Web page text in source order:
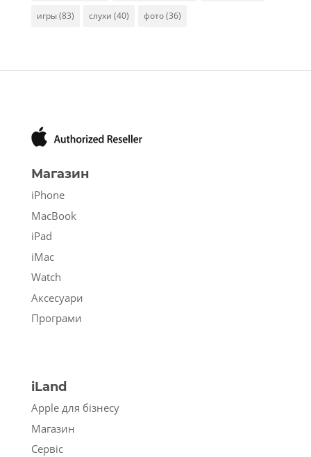
игры(83) слухи (40) фото(36)
Магазин
iPhone
MacBook
iPad
iMac
Watch
Аксесуари
Програми
iLand
Apple для бізнесу
Магазин
Сервіс